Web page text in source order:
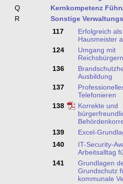
Q
Kernkompetenz
R
Sonstige
117
Erfolgreich als
Hausmeister
124
Umgang mit
Reichsbürgern
136
Ausbildung
137
Telefonieren
138
Korrekte und
139
Excel-
140
IT-Security-
Arbeitsalltag
141
Grundlagen
Grundschutz
kommunale